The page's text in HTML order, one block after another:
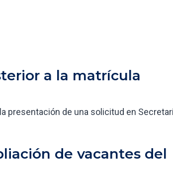
a la matrícula
presentación de una solicitud en
de vacantes del